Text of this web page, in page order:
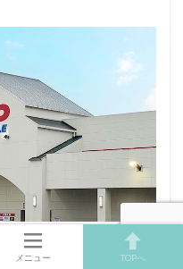
製品が期間限定特別価格
次第終了
メニュー TOPへ